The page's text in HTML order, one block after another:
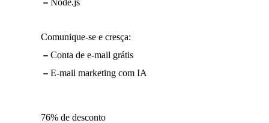
Comunique-se e cresça:
Conta de e-mail grátis
E-mail marketing com IA
76% de desconto